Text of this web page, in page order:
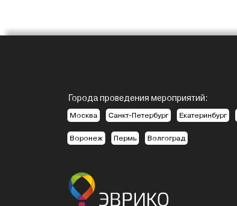
Города проведения мероприятий:
Москва Санкт-Петербург Екатеринбург
Воронеж Пермь Волгоград